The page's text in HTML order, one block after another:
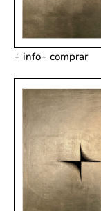
+ info+ comprar